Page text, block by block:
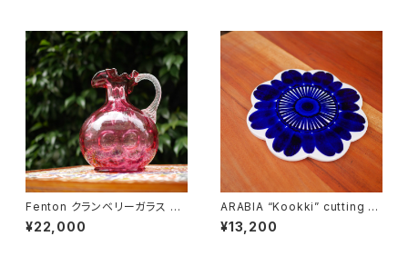
Fenton クランベリーガラス ピ
ッチャー
¥22,000
ARABIA “Kookki” cutting b
oard
¥13,200